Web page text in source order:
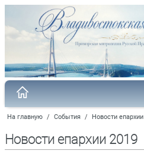
На главную / События / Новости епархии
Новости епархии 2019